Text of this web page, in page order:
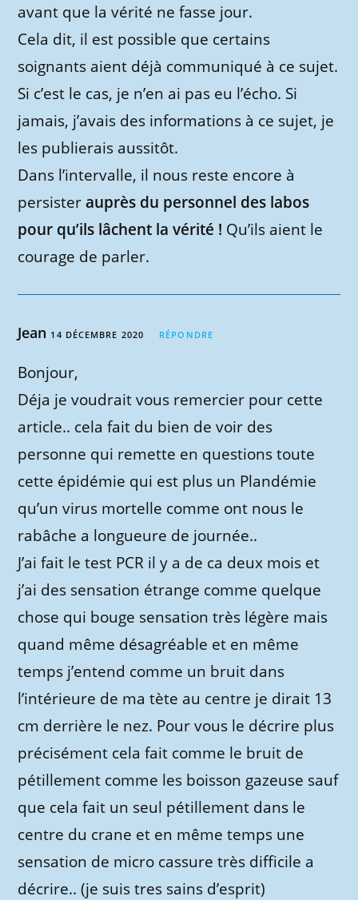
avant que la vérité ne fasse jour.
Cela dit, il est possible que certains
soignants aient déjà communiqué à ce sujet.
Si c’est le cas, je n’en ai pas eu l’écho. Si
jamais, j’avais des informations à ce sujet, je
les publierais aussitôt.
Dans l’intervalle, il nous reste encore à
persisterauprès du personnel des labos
pour qu’ils lâchent la vérité ! Qu’ils aient le
courage de parler.
Jean 14 DÉCEMBRE 2020 RÉPONDRE
Bonjour,
Déja je voudrait vous remercier pour cette
article.. cela fait du bien de voir des
personne qui remette en questions toute
cette épidémie qui est plus un Plandémie
qu’un virus mortelle comme ont nous le
rabâche a longueure de journée..
J’ai fait le test PCR il y a de ca deux mois et
j’ai des sensation étrange comme quelque
chose qui bouge sensation très légère mais
quand même désagréable et en même
temps j’entend comme un bruit dans
l’intérieure de ma tète au centre je dirait 13
cm derrière le nez. Pour vous le décrire plus
précisément cela fait comme le bruit de
pétillement comme les boisson gazeuse sauf
que cela fait un seul pétillement dans le
centre du crane et en même temps une
sensation de micro cassure très difficile a
décrire.. (je suis tres sains d’esprit)